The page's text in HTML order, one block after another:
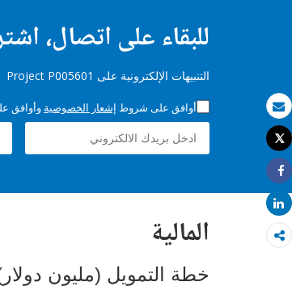
بريد الكتروني
طباعة
Tweet
Share
Share
للبقاء على اتصال،
التنبيهات الإلكترونية على Project P005601
أوافق على شروط إشعار الخصوصية وأوافق
المالية
خطة التمويل (مليون